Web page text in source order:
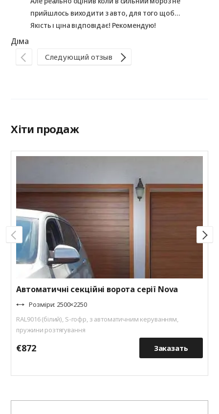
прийшлось виходити з авто, для того щоб
відкрити і загнати його в гараж.=)
Якість і ціна відповідає! Рекомендую!
Діма
Следующий отзыв
Хіти продаж
Автоматичні секційні ворота серії Nova
Розміри: 2500×2250
RAL9016 (білий), S-гофр, з автоматичним керуванням,
пружини розтягування
€872 Заказать